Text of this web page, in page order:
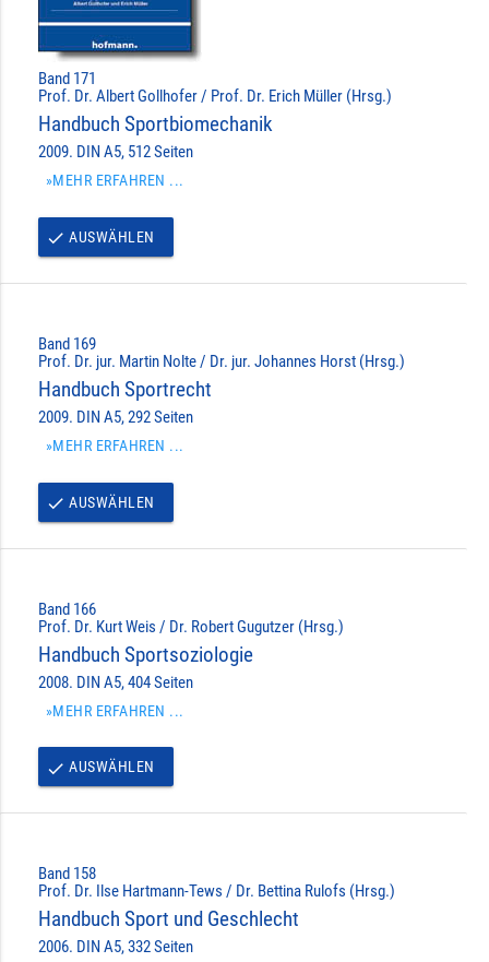
Band 171
Prof. Dr. Albert Gollhofer / Prof. Dr. Erich Müller (Hrsg.)
Handbuch Sportbiomechanik
2009. DIN A5, 512 Seiten
»MEHR ERFAHREN ...
done AUSWÄHLEN
Band 169
Prof. Dr. jur. Martin Nolte / Dr. jur. Johannes Horst (Hrsg.)
Handbuch Sportrecht
2009. DIN A5, 292 Seiten
»MEHR ERFAHREN ...
done AUSWÄHLEN
Band 166
Prof. Dr. Kurt Weis / Dr. Robert Gugutzer (Hrsg.)
Handbuch Sportsoziologie
2008. DIN A5, 404 Seiten
»MEHR ERFAHREN ...
done AUSWÄHLEN
Band 158
Prof. Dr. Ilse Hartmann-Tews / Dr. Bettina Rulofs (Hrsg.)
Handbuch Sport und Geschlecht
2006. DIN A5, 332 Seiten